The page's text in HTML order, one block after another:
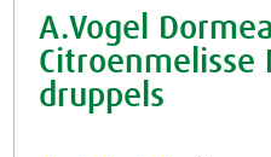
A.Vogel
Citroenmelisse
druppels